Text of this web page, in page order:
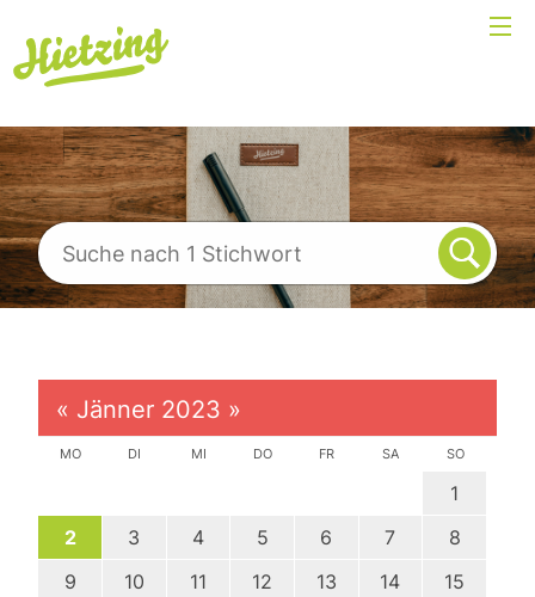
« Jänner 2023 »
MO DI MI DO FR SA SO
1
2
3 4 5 6 7
8
9
10 11 12 13 14
15